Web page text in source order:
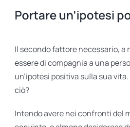
Portare un’ipotesi
Il secondo fattore necessario, a
essere di compagnia a una
un’ipotesi positiva sulla sua
ciò?
Intendo avere nei confronti del